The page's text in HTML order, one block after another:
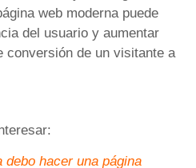
web moderna puede
del usuario y aumentar
conversión de un visitante a
debo hacer una página